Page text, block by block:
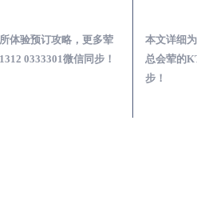
体验预订攻略，更多荤
0333301微信同步！
本文详细
总会荤的
步！